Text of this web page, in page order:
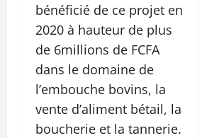
bénéficié de ce projet en
2020 à hauteur de plus
de 6millions de FCFA
dans le domaine de
l’embouche bovins, la
vente d’aliment bétail, la
boucherie et la tannerie.